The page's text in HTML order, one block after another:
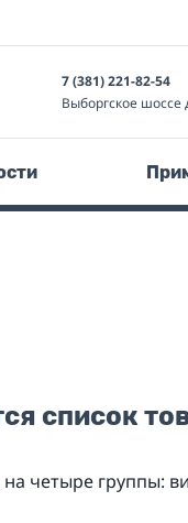
7 (381) 221-82-54
Выборгское шоссе
список
на четыре